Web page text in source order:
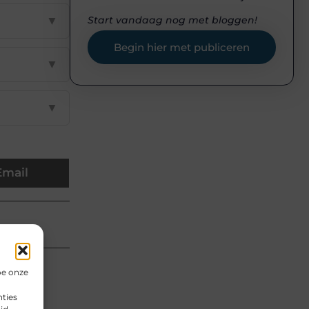
onze
▼
▼
▼
van
Start vandaag nog met bloggen!
Begin hier met publiceren